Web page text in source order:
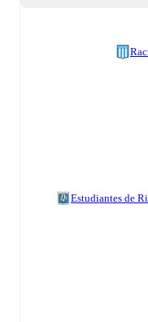
Estudiantes de